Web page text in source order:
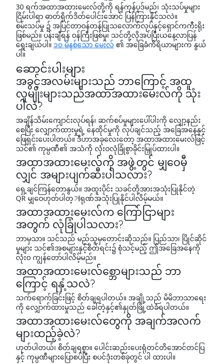
30 ရက်အထာအထားမေးလ်တို့ကို ရန်ကုန်ပုဒ်မည်၊ သုံးသပ်မှုများ
ငြိမ်းပါရာ ဓာတ်ရိုက်ဒိတ်ပေါင်းအောင် ပြန်ကြားနိုင်သလဲ။
စမ်းသပ်မှု ၌ အပြင်တာဝန်တန်ပြုသလောက်လုပ်နှင့်ရှောင်ကကီးရိုး
ဖြစ်မည်။ ပန်းချီရန် ၀န်ကြီးဖြစ်မှု၊ သင်တို့လိုအပ်ပြီးယနေ့လာပြန်
ရွေးချယ်ပါ။ ၁၀ မိနစ်သော မေးလ် ၏ အခြေခံကိရိယာများက နွယ်
ပါ။
ဆောင်းပါးများ
အခွင့်အလမ်းများသည် ဘာကြောင့် အထူ
လူမျိုးများသည်အထာအထားမေးလ်ကို သုံး
ပါလဲ?
အချိန်သိမ်းကျောင်းလုပ်ရန်၊ ဆက်စပ်မှုများပေါ်ပါးကို လျှော့နည်း
စေပြီး လျှောက်ထားမှုရဲ့ နေထိုင်မှုကို လုပ်ချင်သည့် အခြေအနေနှင့်
ဖြေရှင်းပေးပါတယ်။ ဒီဟာအခုလေးတော့ အထာအထားမေးလ်ဖြင့်
သင်၏ ကုမ္ပဏီ၏ အသံကို လုံးဝလုံခြုံစွာခိုင်းမြှုပ်ထားပါ။
အထာအထားမေးလ်ကို အဖွဲ့တွင် မျှဝေမှီ
လျှင် အများပျက်ဆီးပါသလား?
ရှေ့ချင်ကြန်တောနွယ်။ အထူးပိုင်း သခင်တို့အားအသုံးပြုနိုင်တဲ့
QR မျှဝေဟုတ်ပါတ့게ရုဏ်အသုံးပြုနိုင်ပါလိမ့်မယ်။
အထာအထားမေးလ်က ကြော်ငြာများ
အတွက် လုံခြုံပါသလား?
ဘာမှသာ။ သင်သည် မည်သူမှတောင်းဆိုသည်။ ပြည်သာ၊ ပြိုင်ဆိုင်
မှုများ သင်၏အစများနှင့်စိတ်ရင်း၌ စုံသင့်မည့် ဤအခြေအနေကို
လုံးဝ ကျွန်တော်ပါလိမ့်မည်။
အထာအထားမေးလ်စ္ဘောများသည် ဘာ
ကြောင့် ရနှံ့သလဲ?
သက်ရောက်ခြင်းဖြင့် စိတ်ချရပါတယ်။ အချို့သည် မိမိဘာသာရေး
ကို လျှောက်ထားမှုသည် ခေါ်တဲ့နှင့်၏နှုတ်ဖြို့ထဲခံရပါတယ်။
အထာအထားမေးလ်တွေကို အချက်အလက်
များထည့်ခဲ့လဲ?
ဟုတ်ပါတယ်၊ စိတ်ချရစွာ။ ပေါင်းဆည်းပေးရုံတင်တိအောင်တင်ပြ
နှင့် ကုမ္ပဏီများပြောစပ်ပြီး စပင်ဒုံးတစ်ခုတွင် ပါ ထားပါ။